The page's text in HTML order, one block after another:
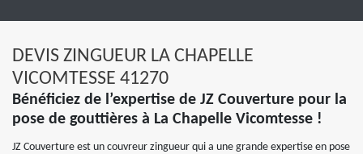
DEVIS ZINGUEUR LA CHAPELLE
VICOMTESSE 41270
Bénéficiez de l’expertise de JZ Couverture pour la
pose de gouttières à La Chapelle Vicomtesse !
JZ Couverture est un couvreur zingueur qui a une grande expertise en pose